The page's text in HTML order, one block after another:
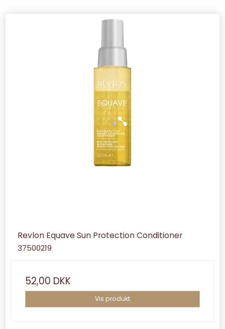
Revlon Equave Sun Protection Conditioner
37500219
52,00 DKK
Vis produkt